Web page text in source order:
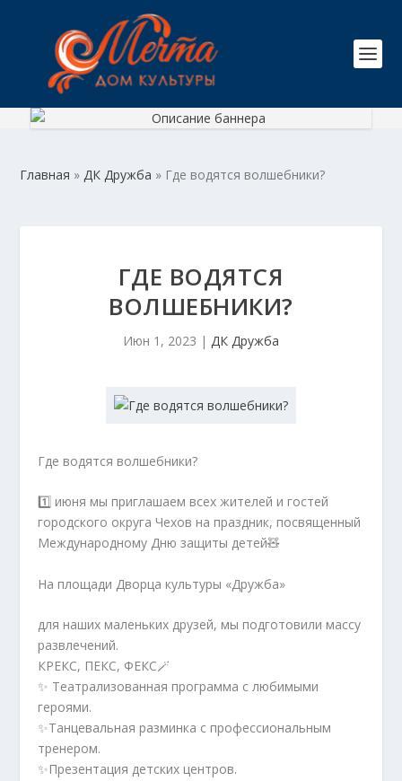
Главная »ДК Дружба » Где водятся волшебники?
ГДЕ ВОДЯТСЯ
ВОЛШЕБНИКИ?
Июн 1, 2023 | ДК Дружба
Где водятся волшебники?
1️⃣ июня мы приглашаем всех жителей и гостей
городского округа Чехов на праздник, посвященный
Международному Дню защиты детей🧸
На площади Дворца культуры «Дружба»
для наших маленьких друзей, мы подготовили массу
развлечений.
КРЕКС, ПЕКС, ФЕКС🪄
✨ Театрализованная программа с любимыми
героями.
✨Танцевальная разминка с профессиональным
тренером.
✨Презентация детских центров.